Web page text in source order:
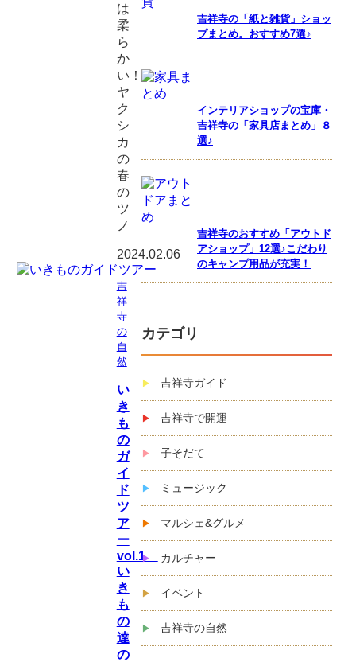
は
柔
ら
か
い！
ヤ
ク
シ
カ
の
春
の
ツ
ノ
2024.02.06
吉
祥
寺
の
自
然
い
き
も
の
ガ
イ
ド
ツ
ア
ー
vol.1
い
き
も
の
達
の
吉祥寺の「紙と雑貨」ショッ
プまとめ。おすすめ7選♪
インテリアショップの宝庫・
吉祥寺の「家具店まとめ」８
選♪
吉祥寺のおすすめ「アウトド
アショップ」12選♪こだわり
のキャンプ用品が充実！
カテゴリ
吉祥寺ガイド
吉祥寺で開運
子そだて
ミュージック
マルシェ&グルメ
カルチャー
イベント
吉祥寺の自然